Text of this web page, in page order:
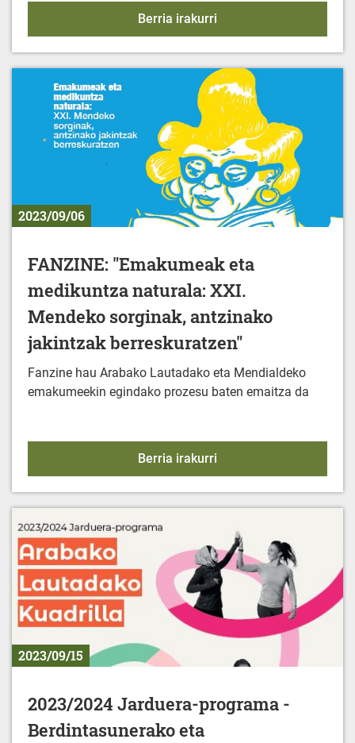
Berria irakurri
2023/09/06
FANZINE: "Emakumeak eta
medikuntza naturala: XXI.
Mendeko sorginak, antzinako
jakintzak berreskuratzen"
Fanzine hau Arabako Lautadako eta Mendialdeko
emakumeekin egindako prozesu baten emaitza da
Berria irakurri
2023/09/15
2023/2024 Jarduera-programa -
Berdintasunerako eta